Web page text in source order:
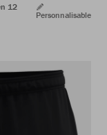
12
Personnalisable